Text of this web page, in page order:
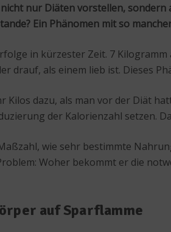
nur Diäten vorstellen,
Ein Phänomen mit so
in kürzester Zeit. 7
drauf, als einem lieb ist. Dieses
Kilos dazu, als man vor der Diät
der Kalorienzahl setzen.
wie sehr bestimmte
Woher bekommt er die
auf Sparflamme